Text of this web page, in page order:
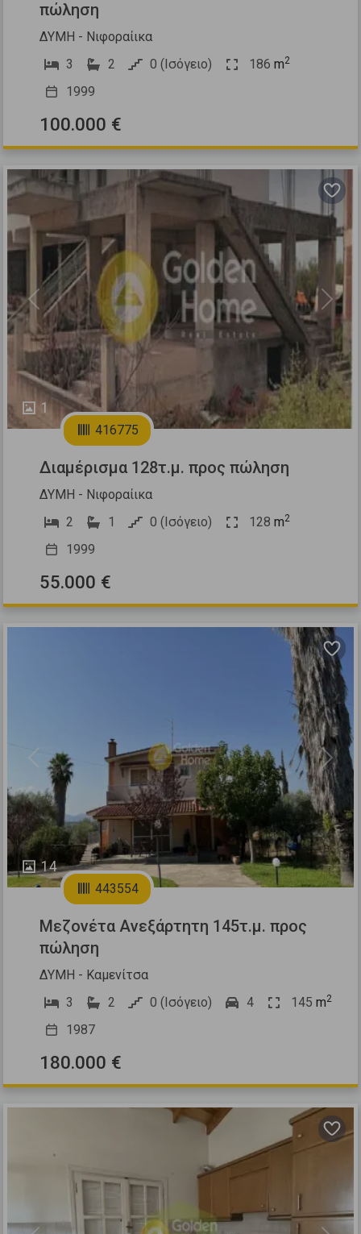
πώληση
ΔΥΜΗ - Νιφοραίικα
3
2 0 (Ισόγειο) 186 m2
1999
100.000 €
1
Previous Next
416775
Διαμέρισμα 128τ.μ. προς πώληση
ΔΥΜΗ - Νιφοραίικα
2
1 0 (Ισόγειο) 128 m2
1999
55.000 €
14
Previous Next
443554
Μεζονέτα Ανεξάρτητη 145τ.μ. προς
πώληση
ΔΥΜΗ - Καμενίτσα
3
2 0 (Ισόγειο) 4 145 m2
1987
180.000 €